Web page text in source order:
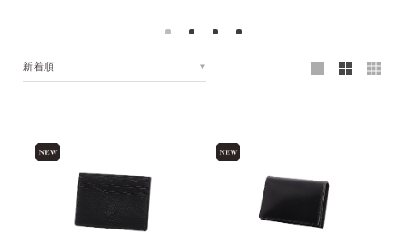
新着順